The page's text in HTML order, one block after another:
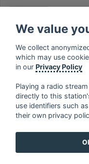
MUSIC
français ⋅ english ⋅
ελληνικά
⋅ norsk ⋅
We value
We collect
which may use
in our Privacy Policy
Playing a radio
directly to this
use identifiers such
their own privacy